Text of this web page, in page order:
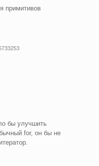
примитивов
бы улучшить
for, он бы не